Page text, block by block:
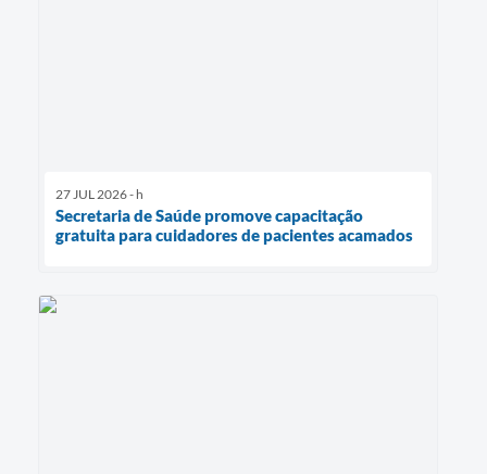
27 JUL 2026 - h
Secretaria de Saúde promove capacitação
gratuita para cuidadores de pacientes acamados